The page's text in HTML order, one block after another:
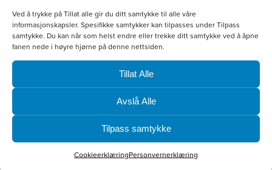
Ved å trykke på Tillat alle gir du ditt samtykke til alle våre
informasjonskapsler. Spesifikke samtykker kan tilpasses under Tilpass
samtykke. Du kan når som helst endre eller trekke ditt samtykke ved å åpne
fanen nede i høyre hjørne på denne nettsiden.
Tillat Alle
Avslå Alle
Tilpass samtykke
CookieerklæringPersonvernerklæring
Softshellvest Dame
kr800.00
velges
på
produktsiden